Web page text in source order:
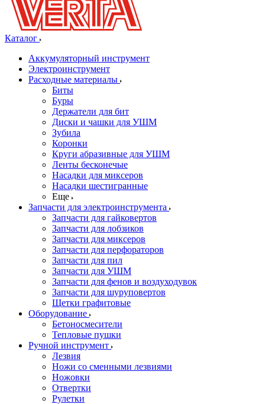
Каталог
Аккумуляторный инструмент
Электроинструмент
Расходные материалы
Биты
Буры
Держатели для бит
Диски и чашки для УШМ
Зубила
Коронки
Круги абразивные для УШМ
Ленты бесконечые
Насадки для миксеров
Насадки шестигранные
Еще
Запчасти для электроинструмента
Запчасти для гайковертов
Запчасти для лобзиков
Запчасти для миксеров
Запчасти для перфораторов
Запчасти для пил
Запчасти для УШМ
Запчасти для фенов и воздуходувок
Запчасти для шуруповертов
Щетки графитовые
Оборудование
Бетоносмесители
Тепловые пушки
Ручной инструмент
Лезвия
Ножи со сменными лезвиями
Ножовки
Отвертки
Рулетки